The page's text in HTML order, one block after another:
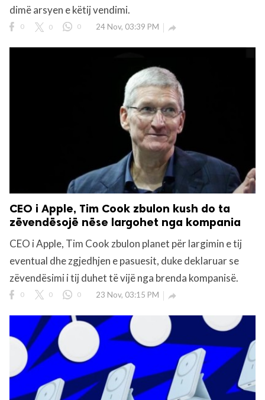
dimë arsyen e këtij vendimi.
0 0 0 24 Nov, 03:39 PM 
CEO i Apple, Tim Cook zbulon kush do ta
zëvendësojë nëse largohet nga kompania
CEO i Apple, Tim Cook zbulon planet për largimin e tij
eventual dhe zgjedhjen e pasuesit, duke deklaruar se
zëvendësimi i tij duhet të vijë nga brenda kompanisë.
0 0 0 23 Nov, 03:15 PM 